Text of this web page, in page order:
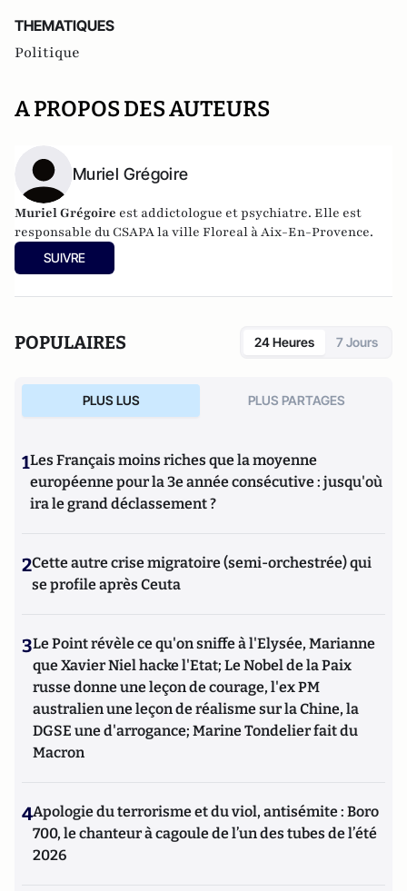
THEMATIQUES
Politique
A PROPOS DES AUTEURS
Muriel Grégoire
Muriel Grégoire est addictologue et psychiatre. Elle est
responsable du CSAPA la ville Floreal à Aix-En-Provence.
SUIVRE
POPULAIRES 24 Heures 7 Jours
PLUS LUS PLUS PARTAGES
1Les Français moins riches que la moyenne
européenne pour la 3e année consécutive : jusqu'où
ira le grand déclassement ?
2Cette autre crise migratoire (semi-orchestrée) qui
se profile après Ceuta
3Le Point révèle ce qu'on sniffe à l'Elysée, Marianne
que Xavier Niel hacke l'Etat; Le Nobel de la Paix
russe donne une leçon de courage, l'ex PM
australien une leçon de réalisme sur la Chine, la
DGSE une d'arrogance; Marine Tondelier fait du
Macron
4Apologie du terrorisme et du viol, antisémite : Boro
700, le chanteur à cagoule de l’un des tubes de l’été
2026